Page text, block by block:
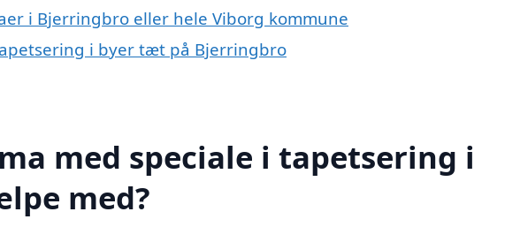
i Bjerringbro eller hele Viborg kommune
i byer tæt på Bjerringbro
med speciale i tapetsering i
med?